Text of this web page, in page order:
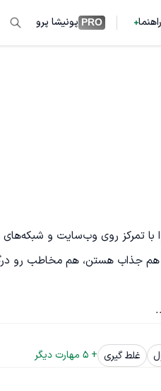
راهنما PRO پونیشا پرو
غلط گیری +
5 مهارت دیگر